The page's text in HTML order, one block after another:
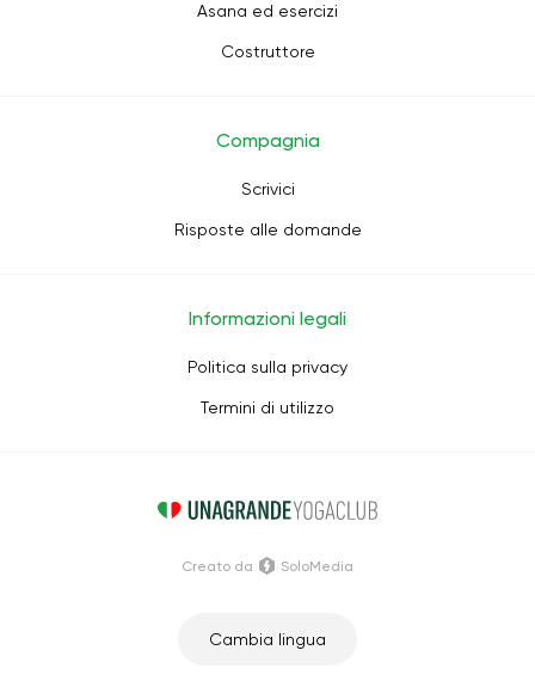
Asana ed esercizi
Costruttore
Compagnia
Scrivici
Risposte alle domande
Informazioni legali
Politica sulla privacy
Termini di utilizzo
Cambia lingua
Creato da SoloMedia